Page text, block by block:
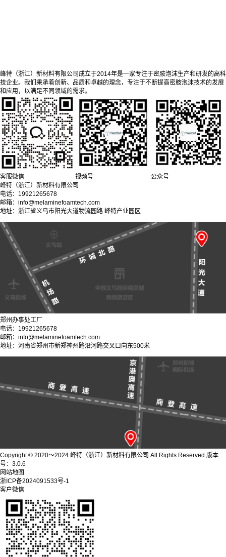
峰特（浙江）新材料有限公司成立于2014年是一家专注于密胺泡沫生产和研发的高科
技企业。我们秉承着创新、品质和卓越的理念，专注于不断提高密胺泡沫技术的发展
和应用，以满足不同领域的需求。
客服微信 视频号
公众号
峰特（浙江）新材料有限公司
电话：19921265678
邮箱：info@melaminefoamtech.com
地址：浙江省义乌市阳光大道物流园路 峰特产业园区
郑州办事处工厂
电话：19921265678
邮箱：info@melaminefoamtech.com
地址：河南省郑州市新郑神州路沿河路交叉口向东500米
Copyright © 2020～2024 峰特（浙江）新材料有限公司 All Rights Reserved 版本
号：3.0.6
网站地图
浙ICP备2024091533号-1
客户微信